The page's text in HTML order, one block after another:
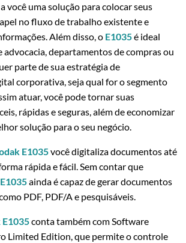
você uma solução para colocar seus
no fluxo de trabalho existente e
Além disso, o E1035é ideal
advocacia, departamentos de compras ou
parte de sua estratégia de
corporativa, seja qual for o segmento
atuar, você pode tornar suas
rápidas e seguras, além de economizar
solução para o seu negócio.
E1035você digitaliza documentos até
rápida e fácil. Sem contar que
ainda é capaz de gerar documentos
PDF, PDF/A e pesquisáveis.
E1035conta também com Software
Limited Edition, que permite o controle